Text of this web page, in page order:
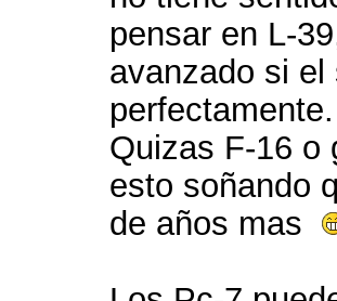
pensar en L-
avanzado si el
perfectamente.
Quizas F-16 o
esto soñando
de años mas